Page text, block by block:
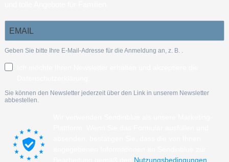
Geben Sie bitte Ihre E-Mail-Adresse für die Anmeldung an, z. B. .
Sie können den Newsletter jederzeit über den Link in unserem Newsletter
abbestellen.
Nutzungsbedingungen